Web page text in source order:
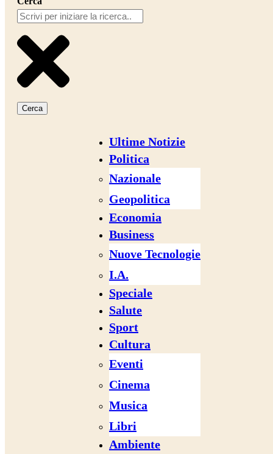
Cerca
Ultime Notizie
Politica
Nazionale
Geopolitica
Economia
Business
Nuove Tecnologie
I.A.
Speciale
Salute
Sport
Cultura
Eventi
Cinema
Musica
Libri
Ambiente